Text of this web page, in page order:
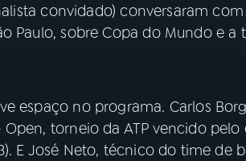
convidado) conversaram
Paulo, sobre Copa do Mundo e
espaço no programa. Carlos
torneio da ATP vencido
E José Neto, técnico do time de